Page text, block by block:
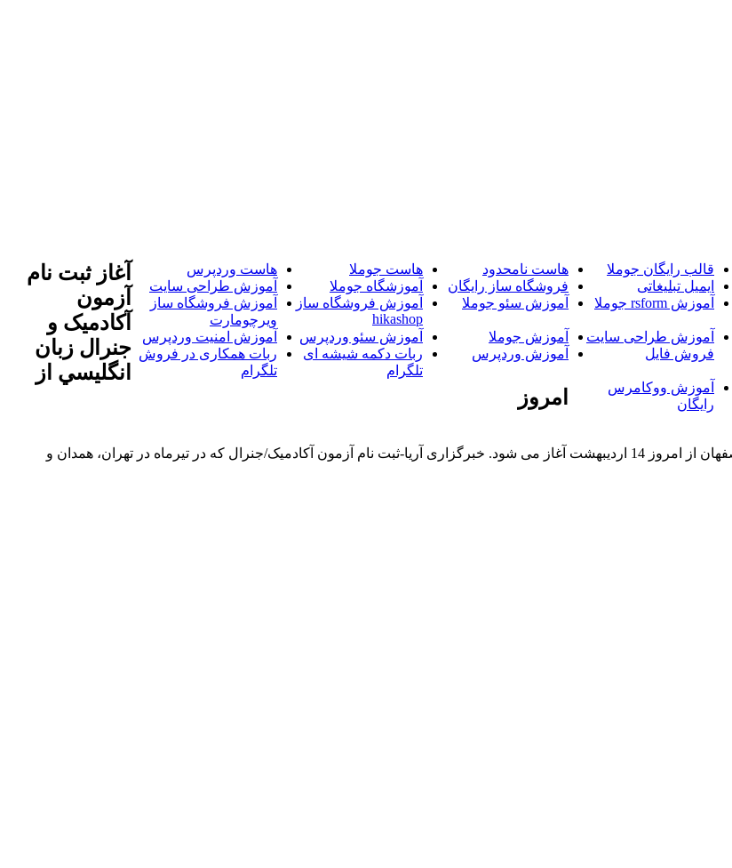
قالب رایگان جوملا هاست نامحدود هاست جوملا
هاست وردپرس
ایمیل تبلیغاتی فروشگاه ساز رایگان آموزشگاه جوملا
آموزش طراحی سایت
آموزش rsform جوملا آموزش سئو جوملا
آموزش فروشگاه ساز
hikashop
آموزش فروشگاه ساز
ویرچومارت
آموزش طراحی سایت
فروش فایل
آموزش جوملا آموزش سئو وردپرس
آموزش امنیت وردپرس
آموزش وردپرس
ربات دکمه شیشه ای
تلگرام
ربات همکاری در فروش
تلگرام
آموزش ووکامرس
رایگان
آغاز ثبت نام
آزمون
آکادميک و
جنرال زبان
انگليسي از
امروز
خبرگزاری آریا-ثبت نام آزمون آکادمیک/جنرال که در تیرماه در تهران، همدان و اصفهان از امروز 14 اردیبهشت آغاز می شود. خبرگزاری آریا-ثبت نام آزمون آکادمیک/جنرال که در تیرماه در تهران، همدان و